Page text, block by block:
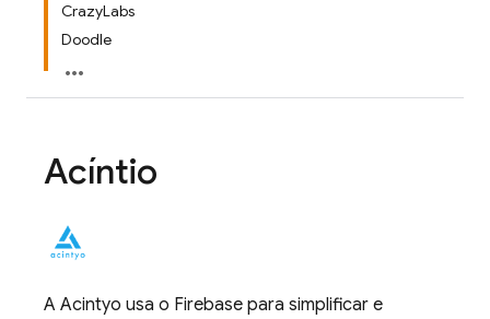
CrazyLabs
Doodle
Acíntio
A Acintyo usa o Firebase para simplificar e